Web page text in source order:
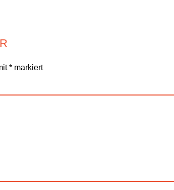
* markiert